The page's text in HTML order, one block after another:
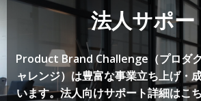
法人サポー
Product Brand Challenge（プロダ
ャレンジ）は豊富な事業立ち上げ・
います。法人向けサポート詳細はこ